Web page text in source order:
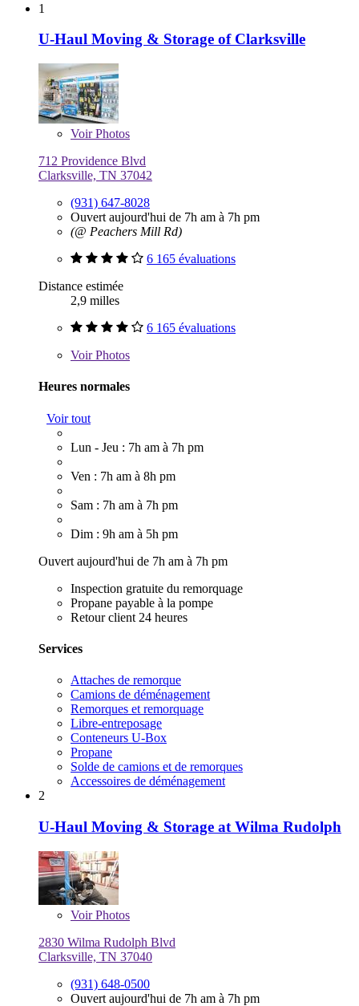
1
U-Haul Moving & Storage of Clarksville
VoirPhotos
712 Providence Blvd
Clarksville, TN 37042
(931) 647-8028
Ouvert aujourd'hui de 7h am à 7h pm
(@ Peachers Mill Rd)
6 165 évaluations
Distance estimée
2,9 milles
6 165 évaluations
VoirPhotos
Heures normales
Voir tout
Lun - Jeu : 7h am à 7h pm
Ven : 7h am à 8h pm
Sam : 7h am à 7h pm
Dim : 9h am à 5h pm
Ouvert aujourd'hui de 7h am à 7h pm
Inspection gratuite du remorquage
Propane payable à la pompe
Retour client 24 heures
Services
Attaches de remorque
Camions de déménagement
Remorques et remorquage
Libre-entreposage
Conteneurs U-Box
Propane
Solde de camions et de remorques
Accessoires de déménagement
2
U-Haul Moving & Storage at Wilma Rudolph
VoirPhotos
2830 Wilma Rudolph Blvd
Clarksville, TN 37040
(931) 648-0500
Ouvert aujourd'hui de 7h am à 7h pm